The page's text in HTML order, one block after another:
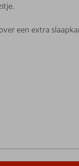
een extra